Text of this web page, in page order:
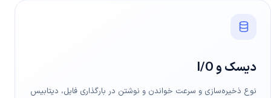
دیسک و I/O
نوع ذخیره‌سازی و سرعت خواندن و نوشتن در بارگذاری فایل، دیتابیس